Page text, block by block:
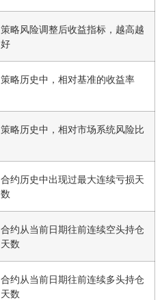
策略风险调整后收益指标，越高越
好
策略历史中，相对基准的收益率
策略历史中，相对市场系统风险比
合约历史中出现过最大连续亏损天
数
合约从当前日期往前连续空头持仓
天数
合约从当前日期往前连续多头持仓
天数